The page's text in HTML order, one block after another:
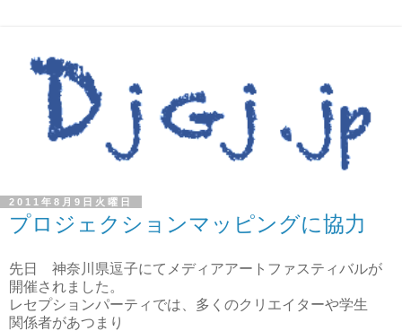
2011年8月9日火曜日
プロジェクションマッピングに協力
先日 神奈川県逗子にてメディアアートファスティバルが
開催されました。
レセプションパーティでは、多くのクリエイターや学生
関係者があつまり